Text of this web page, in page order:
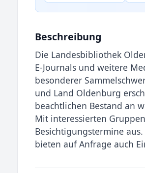
Beschreibung
Die Landesbibliothek
E-Journals und weitere
besonderer
und Land Oldenburg
beachtlichen Bestand an
Mit interessierten
Besichtigungstermine
bieten auf Anfrage auch